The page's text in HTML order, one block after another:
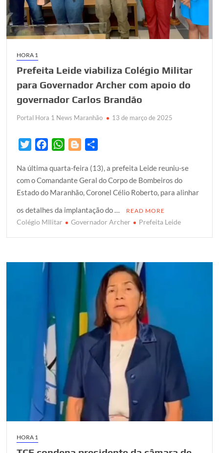
HORA 1
Prefeita Leide viabiliza Colégio Militar
para Governador Archer com apoio do
governador Carlos Brandão
Portal Hora 1 News Maranhão 13 de março de 2025
i
t
t
e
r
c
e
b
o
o
W
a
t
s
A
p
o
g
g
e
r
a
r
e
Na última quarta-feira (13), a prefeita Leide reuniu-se
com o Comandante Geral do Corpo de Bombeiros do
Estado do Maranhão, Coronel Célio Roberto, para alinhar
os detalhes da implantação do …
READ MORE
Colégio MIlitar Governador Archer Prefeita Leide
HORA 1